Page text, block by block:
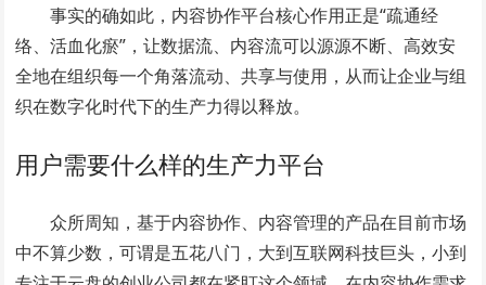
事实的确如此，内容协作平台核心作用正是“疏通经
络、活血化瘀”，让数据流、内容流可以源源不断、高效安
全地在组织每一个角落流动、共享与使用，从而让企业与组
织在数字化时代下的生产力得以释放。
用户需要什么样的生产力平台
众所周知，基于内容协作、内容管理的产品在目前市场
中不算少数，可谓是五花八门，大到互联网科技巨头，小到